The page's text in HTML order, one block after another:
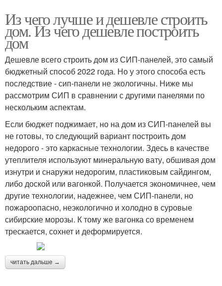
Из чего лучше и дешевле строить
дом. Из чего дешевле построить
дом
Дешевле всего строить дом из СИП-панелей, это самый
бюджетный способ 2022 года. Но у этого способа есть
последствие - сип-панели не экологичны. Ниже мы
рассмотрим СИП в сравнении с другими панелями по
нескольким аспектам.
Если бюджет поджимает, но на дом из СИП-панелей вы
не готовы, то следующий вариант построить дом
недорого - это каркасные технологии. Здесь в качестве
утеплителя используют минеральную вату, обшивая дом
изнутри и снаружи недорогим, пластиковым сайдингом,
либо доской или вагонкой. Получается экономичнее, чем
другие технологии, надежнее, чем СИП-панели, но
пожароопасно, неэкологично и холодно в суровые
сибирские морозы. К тому же вагонка со временем
трескается, сохнет и деформируется.
читать дальше →